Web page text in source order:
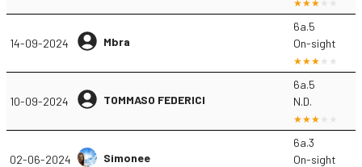
14-09-2024 Mbra
6a.5
On-sight
10-09-2024 TOMMASO FEDERICI
6a.5
N.D.
02-06-2024 Simonee
6a.3
On-sight